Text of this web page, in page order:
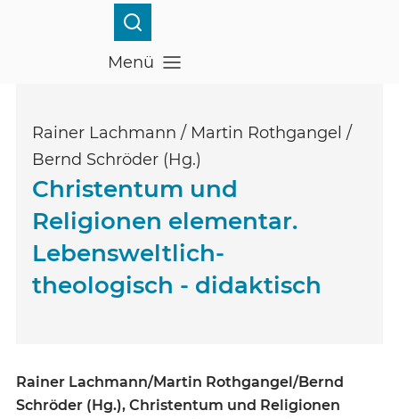
Menü
Menü öffnen
Rainer Lachmann / Martin Rothgangel /
Bernd Schröder (Hg.)
Christentum und
Religionen elementar.
Lebensweltlich-
theologisch - didaktisch
Rainer Lachmann/Martin Rothgangel/Bernd
Schröder (Hg.), Christentum und Religionen